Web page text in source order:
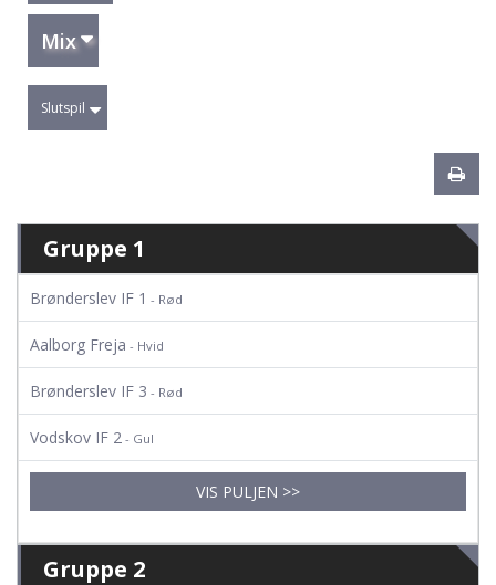
Mix
Slutspil
Gruppe 1
Brønderslev IF 1 - Rød
Aalborg Freja - Hvid
Brønderslev IF 3 - Rød
Vodskov IF 2 - Gul
VIS PULJEN >>
Gruppe 2